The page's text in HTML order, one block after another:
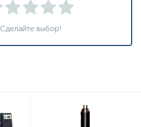
Сделайте выбор!